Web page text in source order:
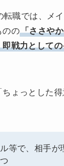
転職では、メ
のの「ささや
戦力として
ょっとした
等で、相手が